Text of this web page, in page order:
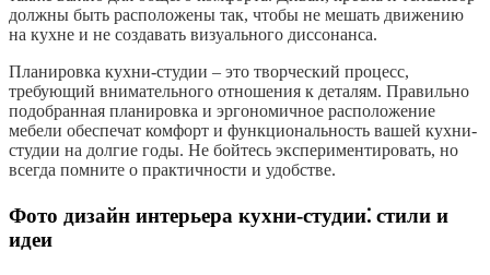
должны быть расположены так, чтобы не мешать движению
на кухне и не создавать визуального диссонанса.
Планировка кухни-студии – это творческий процесс,
требующий внимательного отношения к деталям. Правильно
подобранная планировка и эргономичное расположение
мебели обеспечат комфорт и функциональность вашей кухни-
студии на долгие годы. Не бойтесь экспериментировать, но
всегда помните о практичности и удобстве.
Фото дизайн интерьера кухни-студии⁚ стили и
идеи